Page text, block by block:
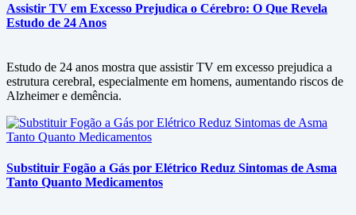
Assistir TV em Excesso Prejudica o Cérebro: O Que Revela
Estudo de 24 Anos
Estudo de 24 anos mostra que assistir TV em excesso prejudica a
estrutura cerebral, especialmente em homens, aumentando riscos de
Alzheimer e demência.
Substituir Fogão a Gás por Elétrico Reduz Sintomas de Asma
Tanto Quanto Medicamentos